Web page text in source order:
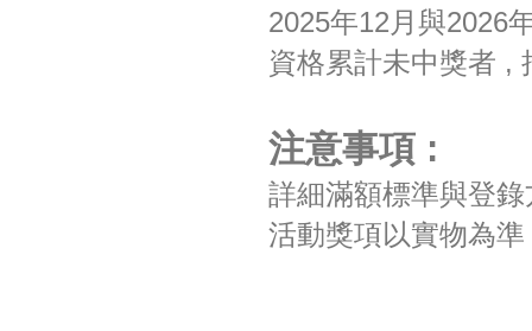
2025年12月與2026
資格累計未中獎者 ,
注意事項 :
詳細滿額標準與登
活動獎項以實物為